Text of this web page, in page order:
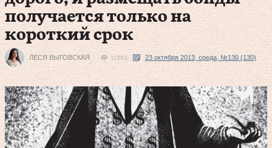
получается только на
короткий срок
ЛЕСЯ ВЫГОВСКАЯ 11861 23 октября 2013, среда, №130 (130)